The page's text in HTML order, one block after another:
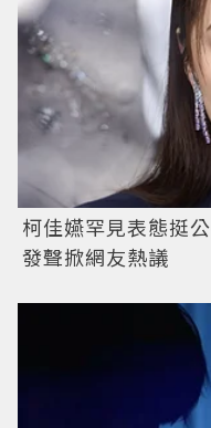
柯佳嬿罕見表態挺
發聲掀網友熱議